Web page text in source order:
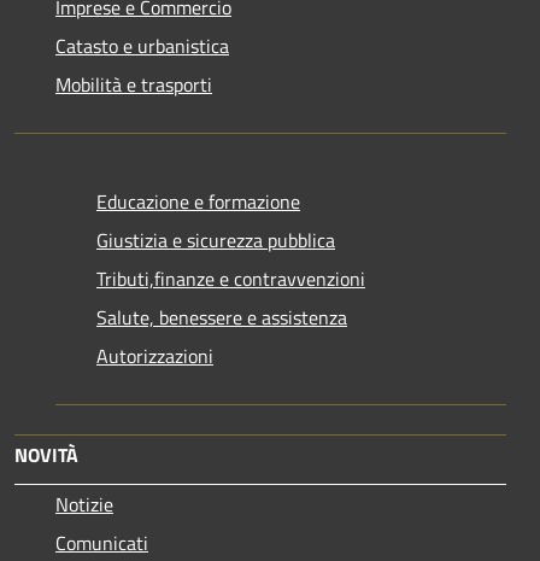
Imprese e Commercio
Catasto e urbanistica
Mobilità e trasporti
Educazione e formazione
Giustizia e sicurezza pubblica
Tributi,finanze e contravvenzioni
Salute, benessere e assistenza
Autorizzazioni
NOVITÀ
Notizie
Comunicati